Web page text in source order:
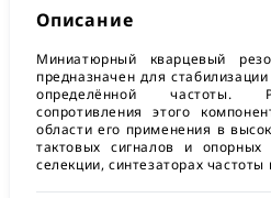
Описание
Миниатюрный кварцевый
предназначен для
определённой частоты.
сопротивления этого
области его применения в
тактовых сигналов и опорных
селекции, синтезаторах частоты